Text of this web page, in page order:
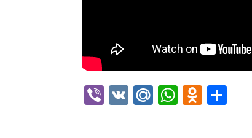
Viber
VK Mail.Ru